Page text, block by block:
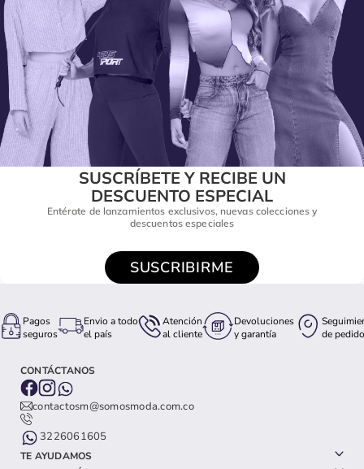
SUSCRÍBETE Y RECIBE UN
DESCUENTO ESPECIAL
Entérate de lanzamientos exclusivos, nuevas colecciones y
descuentos especiales
SUSCRIBIRME
Pagos
seguros
Envio a todo
el país
Atención
al cliente
Devoluciones
y garantía
de pedido
CONTÁCTANOS
contactosm@somosmoda.com.co
3226061605
TE AYUDAMOS